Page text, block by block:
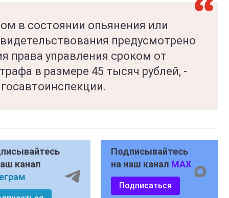
в состоянии опьянения или
предусмотрено
права управления сроком от
в размере 45 тысяч рублей, -
канал
Подписывайтесь
на наш канал MAX
Подписаться